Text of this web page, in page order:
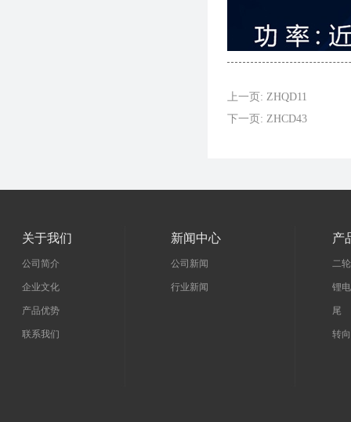
上一页: ZHQD11
下一页: ZHCD43
关于我们
公司简介
企业文化
产品优势
联系我们
新闻中心
公司新闻
行业新闻
产
二
锂
尾
转